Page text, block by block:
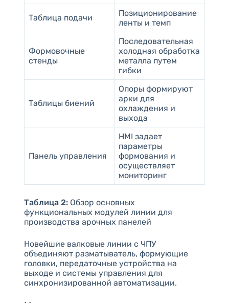
Таблица подачи
Позиционирование
ленты и темп
Формовочные
стенды
Последовательная
холодная обработка
металла путем
гибки
Таблицы биений
Опоры формируют
арки для
охлаждения и
выхода
Панель управления
HMI задает
параметры
формования и
осуществляет
мониторинг
Таблица 2:Обзор основных
функциональных модулей линии для
производства арочных панелей
Новейшие валковые линии с ЧПУ
объединяют разматыватель, формующие
головки, передаточные устройства на
выходе и системы управления для
синхронизированной автоматизации.